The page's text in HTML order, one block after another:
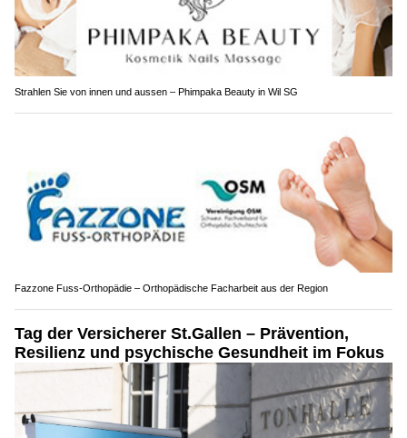
Strahlen Sie von innen und aussen – Phimpaka Beauty in Wil SG
Fazzone Fuss-Orthopädie – Orthopädische Facharbeit aus der Region
Tag der Versicherer St.Gallen – Prävention,
Resilienz und psychische Gesundheit im Fokus